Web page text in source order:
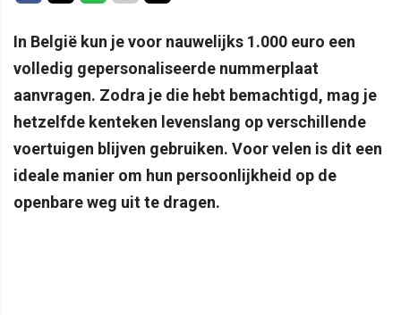
In België kun je voor nauwelijks 1.000 euro een
volledig gepersonaliseerde nummerplaat
aanvragen. Zodra je die hebt bemachtigd, mag je
hetzelfde kenteken levenslang op verschillende
voertuigen blijven gebruiken. Voor velen is dit een
ideale manier om hun persoonlijkheid op de
openbare weg uit te dragen.